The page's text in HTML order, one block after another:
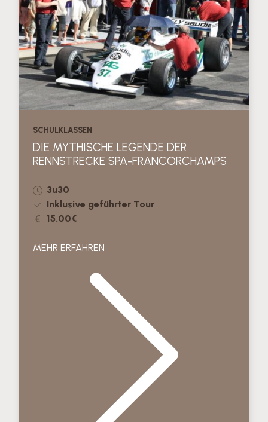
SCHULKLASSEN
DIE MYTHISCHE LEGENDE DER
RENNSTRECKE SPA-FRANCORCHAMPS
3u30
Inklusive geführter Tour
15.00€
MEHR ERFAHREN